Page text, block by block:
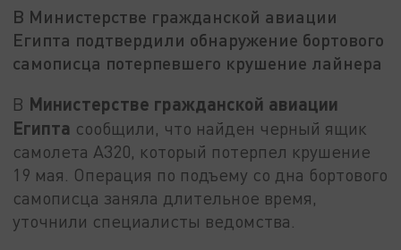
В Министерстве гражданской авиации
Египта подтвердили обнаружение бортового
самописца потерпевшего крушение лайнера
В Министерстве гражданской авиации
Египта сообщили, что найден черный ящик
самолета A320, который потерпел крушение
19 мая. Операция по подъему со дна бортового
самописца заняла длительное время,
уточнили специалисты ведомства.